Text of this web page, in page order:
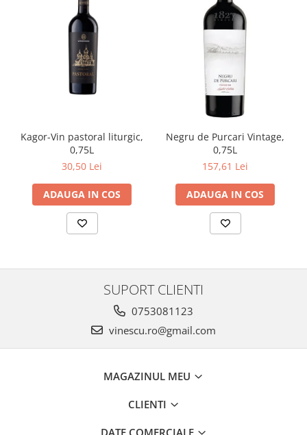
Kagor-Vin pastoral liturgic,
0,75L
30,50 Lei
ADAUGA IN COS
Negru de Purcari Vintage,
0,75L
157,61 Lei
ADAUGA IN COS
SUPORT CLIENTI
0753081123
vinescu.ro@gmail.com
MAGAZINUL MEU
CLIENTI